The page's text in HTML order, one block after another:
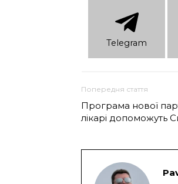
Telеgram
Попередня стаття
Програма нової
лікарі допоможуть